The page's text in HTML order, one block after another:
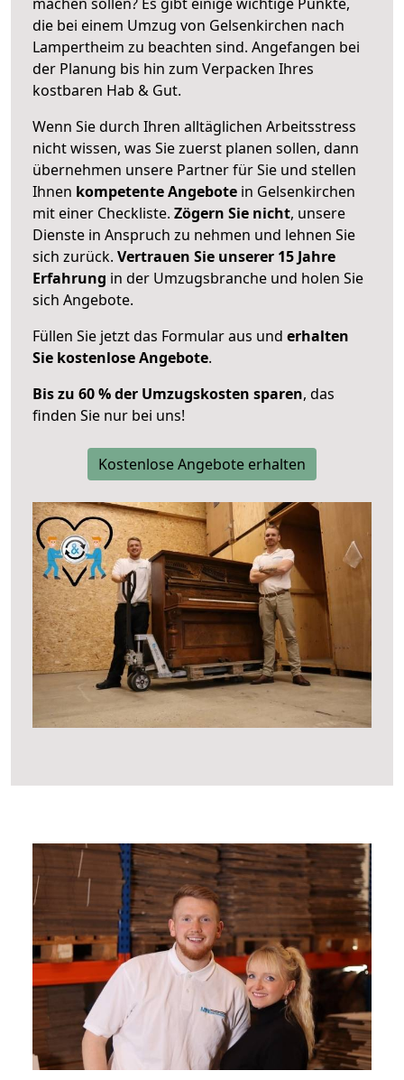
die bei einem Umzug von Gelsenkirchen nach
Lampertheim zu beachten sind. Angefangen bei
der Planung bis hin zum Verpacken Ihres
kostbaren Hab & Gut.
Wenn Sie durch Ihren alltäglichen Arbeitsstress
nicht wissen, was Sie zuerst planen sollen, dann
übernehmen unsere Partner für Sie und stellen
Ihnen kompetente Angebote in Gelsenkirchen
mit einer Checkliste. Zögern Sie nicht, unsere
Dienste in Anspruch zu nehmen und lehnen Sie
sich zurück. Vertrauen Sie unserer 15 Jahre
Erfahrung in der Umzugsbranche und holen Sie
sich Angebote.
Füllen Sie jetzt das Formular aus und erhalten
Sie kostenlose Angebote.
Bis zu 60 % der Umzugskosten sparen, das
finden Sie nur bei uns!
Kostenlose Angebote erhalten